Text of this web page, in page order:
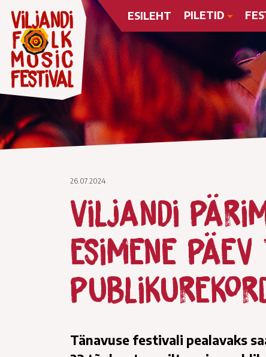
ESILEHT PILETID
26.07.2024
Viljandi
esimene
Tänavuse festivali pealavaks